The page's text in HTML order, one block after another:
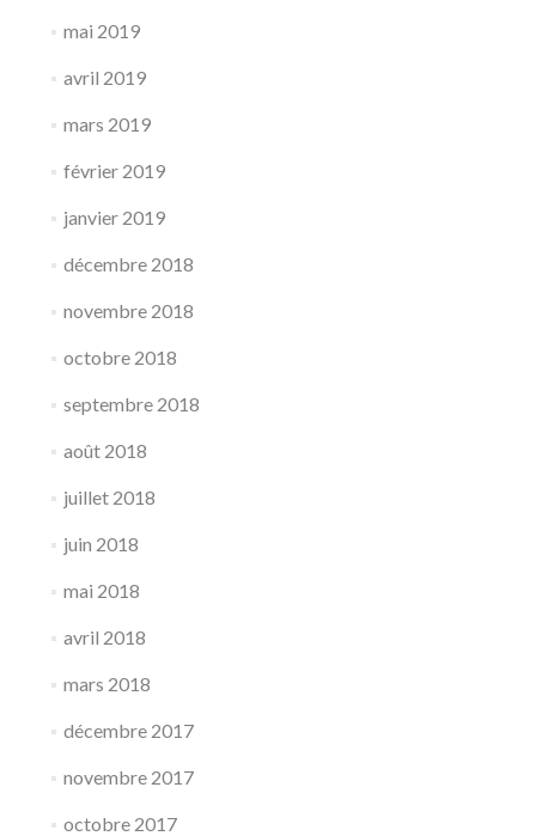
mai 2019
avril 2019
mars 2019
février 2019
janvier 2019
décembre 2018
novembre 2018
octobre 2018
septembre 2018
août 2018
juillet 2018
juin 2018
mai 2018
avril 2018
mars 2018
décembre 2017
novembre 2017
octobre 2017